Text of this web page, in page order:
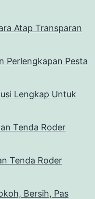
Atap Transparan
Perlengkapan Pesta
Lengkap Untuk
Tenda Roder
Tenda Roder
Bersih, Pas